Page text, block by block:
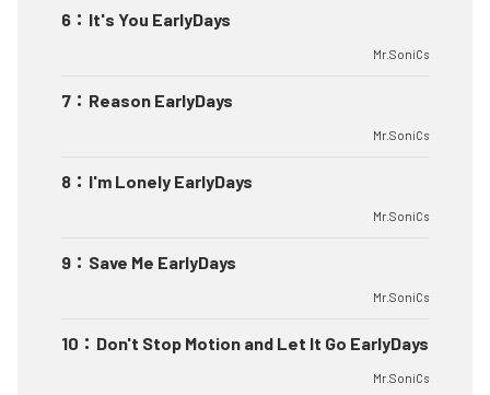
6 ： It's You EarlyDays
Mr.SoniCs
7 ： Reason EarlyDays
Mr.SoniCs
8 ： I'm Lonely EarlyDays
Mr.SoniCs
9 ： Save Me EarlyDays
Mr.SoniCs
10 ： Don't Stop Motion and Let It Go EarlyDays
Mr.SoniCs